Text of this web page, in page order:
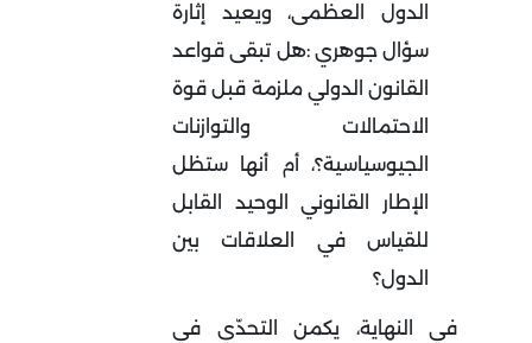
الدول العظمى، ويعيد إثارة
سؤال جوهري :هل تبقى قواعد
القانون الدولي ملزمة قبل قوة
الاحتمالات والتوازنات
الجيوسياسية؟، أم أنها ستظل
الإطار القانوني الوحيد القابل
للقياس في العلاقات بين
الدول؟
في النهاية، يكمن التحدّي في